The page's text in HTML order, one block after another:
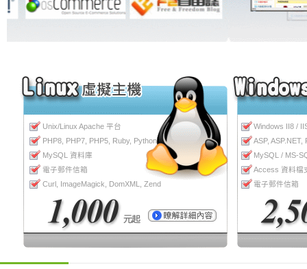
Unix/Linux Apache 平台
PHP8, PHP7, PHP5, Ruby, Python
MySQL 資料庫
電子郵件信箱
Curl, ImageMagick, DomXML, Zend
Windows II8 /
ASP, ASP.NET,
MySQL / MS-
Access 資料檔
電子郵件信箱